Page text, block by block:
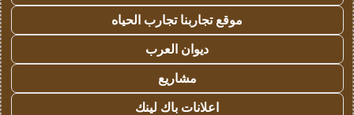
موقع تجاربنا تجارب الحياه
ديوان العرب
مشاريع
اعلانات باك لينك